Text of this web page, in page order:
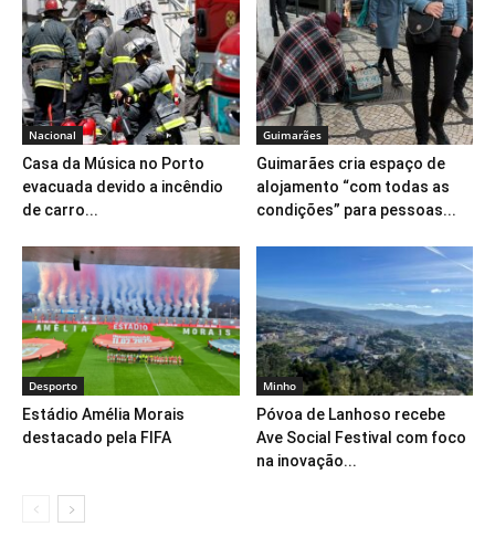
Nacional
Casa da Música no Porto
evacuada devido a incêndio
de carro...
Guimarães
Guimarães cria espaço de
alojamento “com todas as
condições” para pessoas...
Desporto
Estádio Amélia Morais
destacado pela FIFA
Minho
Póvoa de Lanhoso recebe
Ave Social Festival com foco
na inovação...